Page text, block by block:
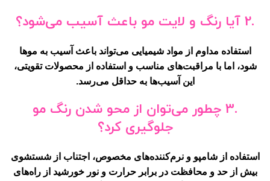
.2 آیا رنگ و لایت مو باعث آسیب می‌شود؟
استفاده مداوم از مواد شیمیایی می‌تواند باعث آسیب به موها
شود، اما با مراقبت‌های مناسب و استفاده از محصولات تقویتی،
این آسیب‌ها به حداقل می‌رسد.
.3 چطور می‌توان از محو شدن رنگ مو
جلوگیری کرد؟
استفاده از شامپو و نرم‌کننده‌های مخصوص، اجتناب از شستشوی
بیش از حد و محافظت در برابر حرارت و نور خورشید از راه‌های